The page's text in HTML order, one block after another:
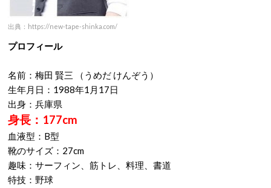
出典：https://new-tape-shinka.com/
プロフィール
名前：梅田 賢三 （うめだ けんぞう）
生年月日：1988年1月17日
出身：兵庫県
身長：177cm
血液型：B型
靴のサイズ：27cm
趣味：サーフィン、筋トレ、料理、書道
特技：野球